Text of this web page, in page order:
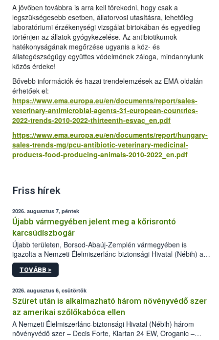
A jövőben továbbra is arra kell törekedni, hogy csak a
legszükségesebb esetben, állatorvosi utasításra, lehetőleg
laboratóriumi érzékenységi vizsgálat birtokában és egyedileg
történjen az állatok gyógykezelése. Az antibiotikumok
hatékonyságának megőrzése ugyanis a köz- és
állategészségügy együttes védelmének záloga, mindannyiunk
közös érdeke!
Bővebb információk és hazai trendelemzések az EMA oldalán
érhetőek el:
https://www.ema.europa.eu/en/documents/report/sales-
veterinary-antimicrobial-agents-31-european-countries-
2022-trends-2010-2022-thirteenth-esvac_en.pdf
https://www.ema.europa.eu/en/documents/report/hungary-
sales-trends-mg/pcu-antibiotic-veterinary-medicinal-
products-food-producing-animals-2010-2022_en.pdf
Friss hírek
2026. augusztus 7, péntek
Újabb vármegyében jelent meg a kőrisrontó
karcsúdíszbogár
Újabb területen, Borsod-Abaúj-Zemplén vármegyében is
igazolta a Nemzeti Élelmiszerlánc-biztonsági Hivatal (Nébih) a
kőrisrontó karcsúdíszbogár (Agrilus planipennis) jelenlétét. A
kártevőt nem csak színcsapdában találták meg, de már fertőzött
az intenzív felderítést, emellett az intézkedéseket a szlovák
hatósággal is összehangolják a terjedés megállítása érdekében.
TOVÁBB >
2026. augusztus 6, csütörtök
Szüret után is alkalmazható három növényvédő szer
az amerikai szőlőkabóca ellen
A Nemzeti Élelmiszerlánc-biztonsági Hivatal (Nébih) három
növényvédő szer – Decis Forte, Klartan 24 EW, Oroganic –